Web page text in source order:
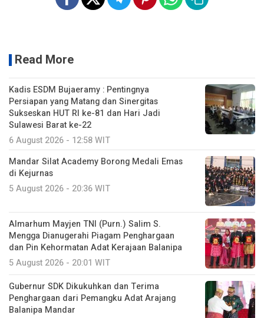
Read More
Kadis ESDM Bujaeramy : Pentingnya
Persiapan yang Matang dan Sinergitas
Sukseskan HUT RI ke-81 dan Hari Jadi
Sulawesi Barat ke-22
6 August 2026 - 12:58 WIT
Mandar Silat Academy Borong Medali Emas
di Kejurnas
5 August 2026 - 20:36 WIT
Almarhum Mayjen TNI (Purn.) Salim S.
Mengga Dianugerahi Piagam Penghargaan
dan Pin Kehormatan Adat Kerajaan Balanipa
5 August 2026 - 20:01 WIT
Gubernur SDK Dikukuhkan dan Terima
Penghargaan dari Pemangku Adat Arajang
Balanipa Mandar